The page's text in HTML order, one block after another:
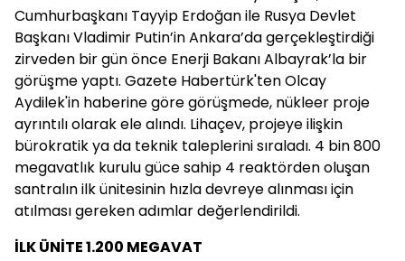
Cumhurbaşkanı Tayyip Erdoğan ile Rusya Devlet
Başkanı Vladimir Putin’in Ankara’da gerçekleştirdiği
zirveden bir gün önce Enerji Bakanı Albayrak’la bir
görüşme yaptı. Gazete Habertürk'ten Olcay
Aydilek'in haberine göre görüşmede, nükleer proje
ayrıntılı olarak ele alındı. Lihaçev, projeye ilişkin
bürokratik ya da teknik taleplerini sıraladı. 4 bin 800
megavatlık kurulu güce sahip 4 reaktörden oluşan
santralın ilk ünitesinin hızla devreye alınması için
atılması gereken adımlar değerlendirildi.
İLK ÜNİTE 1.200 MEGAVAT